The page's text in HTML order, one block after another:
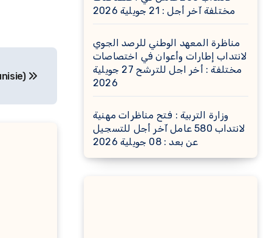
مختلفة آخر أجل : 21 جويلية 2026
مناظرة المعهد الوطني للرصد الجوي
لانتداب إطارات وأعوان في اختصاصات
مختلفة : أخر اجل للترشح 27 جويلية
2026
وزارة التربية : فتح مناظرات مهنية
لانتداب 580 عامل آخر أجل للتسجيل
عن بعد : 08 جويلية 2026